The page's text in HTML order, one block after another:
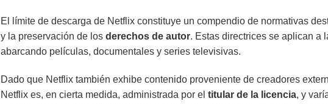
El límite de descarga de Netflix constituye un compendio de normativas
y la preservación de los derechos de autor. Estas directrices se aplican a
abarcando películas, documentales y series televisivas.
Dado que Netflix también exhibe contenido proveniente de creadores
Netflix es, en cierta medida, administrada por el titular de la licencia, y